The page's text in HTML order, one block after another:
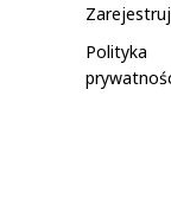
Polityka